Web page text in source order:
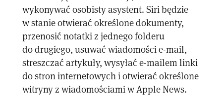
wykonywać osobisty asystent. Siri będzie
w stanie otwierać określone dokumenty,
przenosić notatki z jednego folderu
do drugiego, usuwać wiadomości e-mail,
streszczać artykuły, wysyłać e-mailem linki
do stron internetowych i otwierać określone
witryny z wiadomościami w Apple News.